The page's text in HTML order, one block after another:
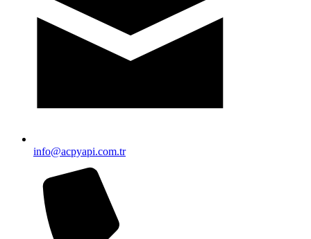
info@acpyapi.com.tr